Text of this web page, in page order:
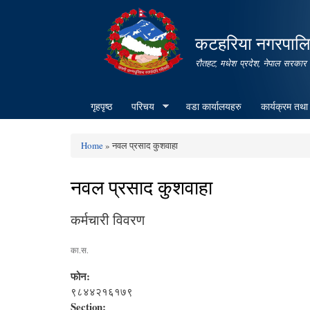
कटहरिया
रौतहट, मधेश प्रदेश, नेपाल सरकार
गृहपृष्ठ परिचय वडा कार्यालयहरु कार्यक्रम तथा
You are here
Home» नवल प्रसाद कुशवाहा
नवल प्रसाद कुशवाहा
कर्मचारी विवरण
का.स.
फोन:
९८४४२१६१७९
Section: